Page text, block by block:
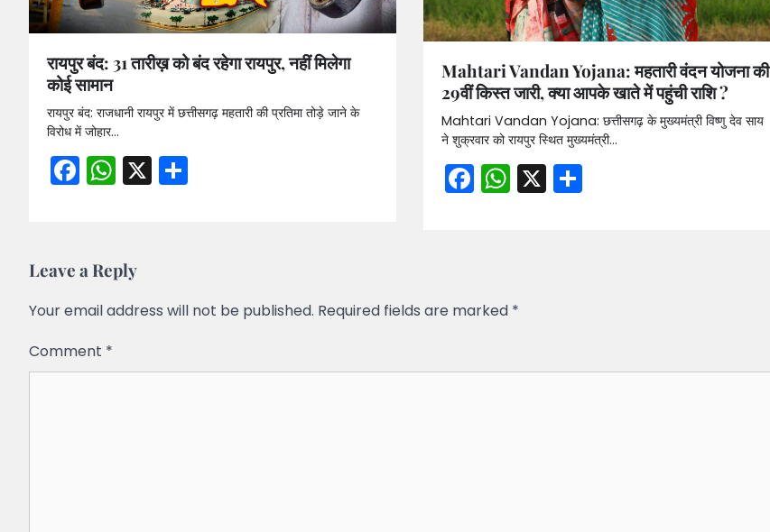
रायपुर बंद: 31 तारीख़ को बंद रहेगा रायपुर, नहीं मिलेगा
कोई सामान
रायपुर बंद: राजधानी रायपुर में छत्तीसगढ़ महतारी की प्रतिमा तोड़े जाने के
विरोध में जोहार…
Facebook
WhatsApp
X
Mahtari Vandan Yojana: महतारी वंदन योजना की
29वीं किस्त जारी, क्या आपके खाते में पहुंची राशि ?
Mahtari Vandan Yojana: छत्तीसगढ़ के मुख्यमंत्री विष्णु देव साय
ने शुक्रवार को रायपुर स्थित मुख्यमंत्री…
Facebook
WhatsApp
X Share
Leave a Reply
Your email address will not be published. Required fields are marked *
Comment *